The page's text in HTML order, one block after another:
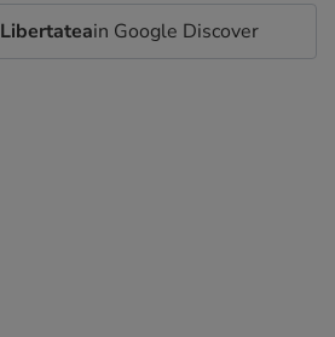
Libertateain Google Discover